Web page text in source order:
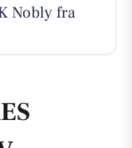
Nobly fra